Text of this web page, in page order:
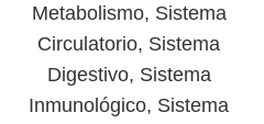
Metabolismo, Sistema
Circulatorio, Sistema
Digestivo, Sistema
Inmunológico, Sistema